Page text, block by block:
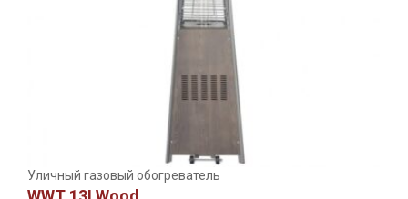
Уличный газовый обогреватель